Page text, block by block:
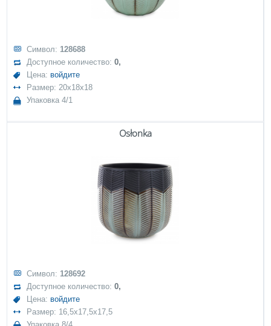
Символ: 128688
Доступное количество:0,
Цена: войдите
Размер: 20x18x18
Упаковка 4/1
Osłonka
Символ: 128692
Доступное количество:0,
Цена: войдите
Размер: 16,5x17,5x17,5